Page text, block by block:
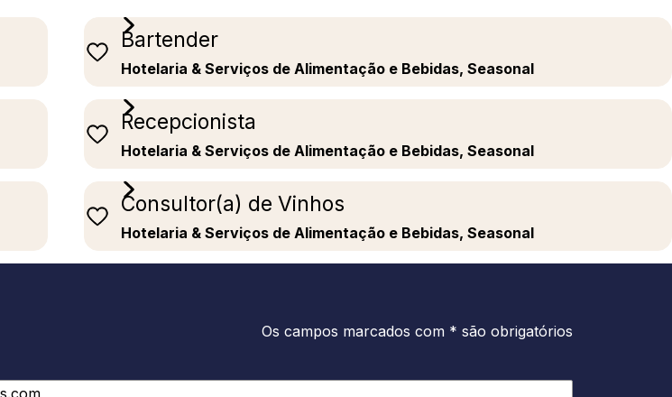
Bartender
Hotelaria & Serviços de Alimentação e Bebidas, Seasonal
Recepcionista
Hotelaria & Serviços de Alimentação e Bebidas, Seasonal
Consultor(a) de Vinhos
Hotelaria & Serviços de Alimentação e Bebidas, Seasonal
Os campos marcados com * são obrigatórios